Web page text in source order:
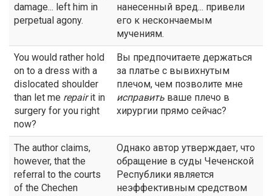
damage... left him in
perpetual agony.
нанесенный вред... привели
его к нескончаемым
мучениям.
You would rather hold
on to a dress with a
dislocated shoulder
than let me repairit in
surgery for you right
now?
Вы предпочитаете держаться
за платье с вывихнутым
плечом, чем позволите мне
исправить ваше плечо в
хирургии прямо сейчас?
The author claims,
however, that the
referral to the courts
of the Chechen
Однако автор утверждает, что
обращение в суды Чеченской
Республики является
неэффективным средством